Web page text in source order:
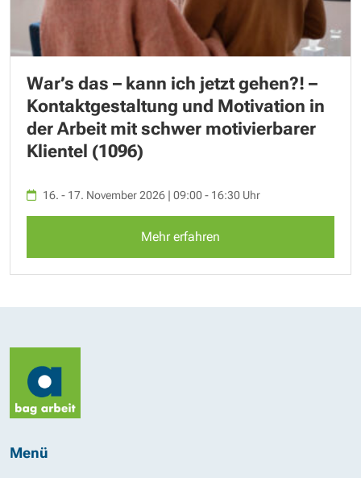
War’s das – kann ich jetzt gehen?! –
Kontaktgestaltung und Motivation in
der Arbeit mit schwer motivierbarer
Klientel (1096)
16. - 17. November 2026 | 09:00 - 16:30 Uhr
Mehr erfahren
Menü